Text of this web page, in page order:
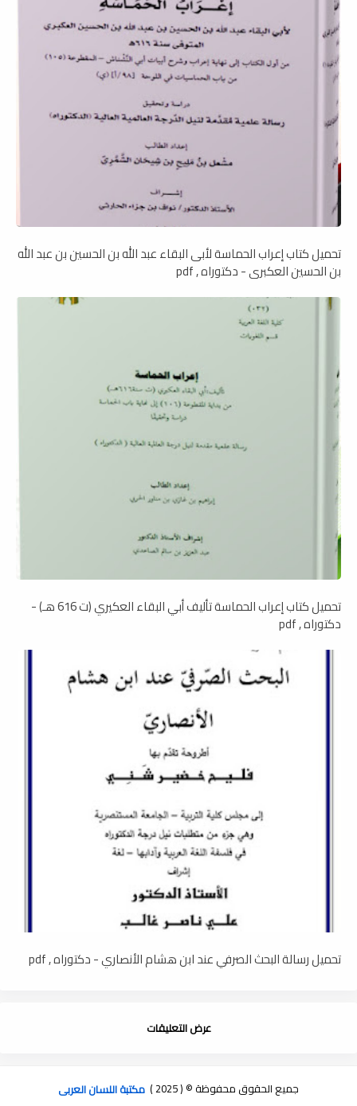
تحميل كتاب إعراب الحماسة لأبى البقاء عبد الله بن الحسين بن عبد الله
بن الحسين العكبرى - دكتوراه , pdf
تحميل كتاب إعراب الحماسة تأليف أبي البقاء العكيري (ت 616 هـ) -
دكتوراه , pdf
تحميل رسالة البحث الصرفي عند ابن هشام الأنصاري - دكتوراه , pdf
عرض التعليقات
جميع الحقوق محفوظة © ( 2025 ) مكتبة اللسان العربى